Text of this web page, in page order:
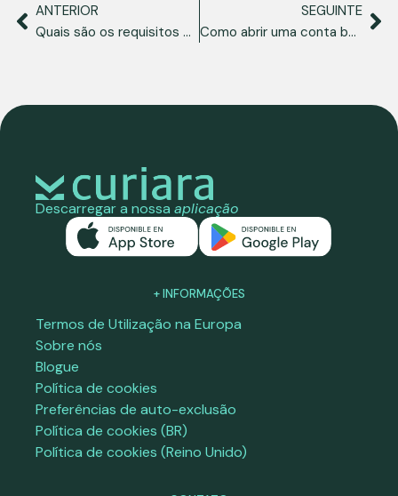
ANTERIOR
Quais são os requisitos para estudar em Espanha como estrangeiro?
SEGUINTE
Como abrir uma conta bancária com um passaporte venezuelano?
Descarregar a nossa aplicação
+ INFORMAÇÕES
Termos de Utilização na Europa
Sobre nós
Blogue
Política de cookies
Preferências de auto-exclusão
Política de cookies (BR)
Política de cookies (Reino Unido)